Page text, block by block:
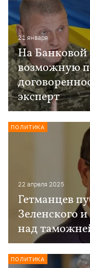
21 января
На
возможную
эксперт
22 апреля 2025
Гетманцев
Зеленского
над
ПОЛИТИКА
ПОЛИТИКА